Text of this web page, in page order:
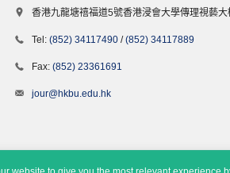
香港九龍塘禧福道5號香港浸會大學傳理視藝大
Tel: (852) 34117490 /(852) 34117889
Fax: (852) 23361691
jour@hkbu.edu.hk